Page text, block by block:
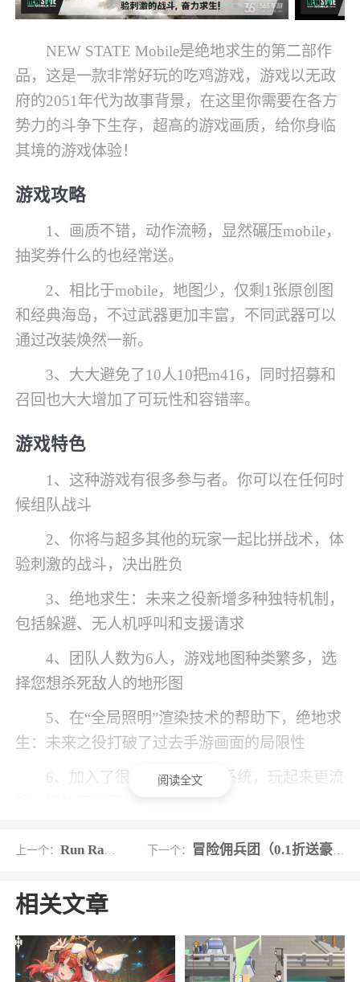
NEW STATE Mobile是绝地求生的第二部作
品，这是一款非常好玩的吃鸡游戏，游戏以无政
府的2051年代为故事背景，在这里你需要在各方
势力的斗争下生存，超高的游戏画质，给你身临
其境的游戏体验！
游戏攻略
1、画质不错，动作流畅，显然碾压mobile，
抽奖券什么的也经常送。
2、相比于mobile，地图少，仅剩1张原创图
和经典海岛，不过武器更加丰富，不同武器可以
通过改装焕然一新。
3、大大避免了10人10把m416，同时招募和
召回也大大增加了可玩性和容错率。
游戏特色
1、这种游戏有很多参与者。你可以在任何时
候组队战斗
2、你将与超多其他的玩家一起比拼战术，体
验刺激的战斗，决出胜负
3、绝地求生：未来之役新增多种独特机制，
包括躲避、无人机呼叫和支援请求
4、团队人数为6人，游戏地图种类繁多，选
择您想杀死敌人的地形图
5、在“全局照明”渲染技术的帮助下，绝地求
生：未来之役打破了过去手游画面的局限性
6、加入了很多全新的操作系统，玩起来更流
小编评价
的地标，体验一个更不同的游戏世界，战斗玩法
更独特，你可以发现不同的游戏模式
2、NEW STATE Mobile是由绝地求生公司
阅读全文
上一个：Run Race 3D 下一个： 冒险佣兵团（0.1折送豪华招募）
相关文章